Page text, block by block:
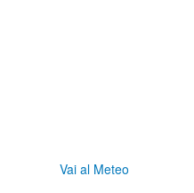
Vai al Meteo